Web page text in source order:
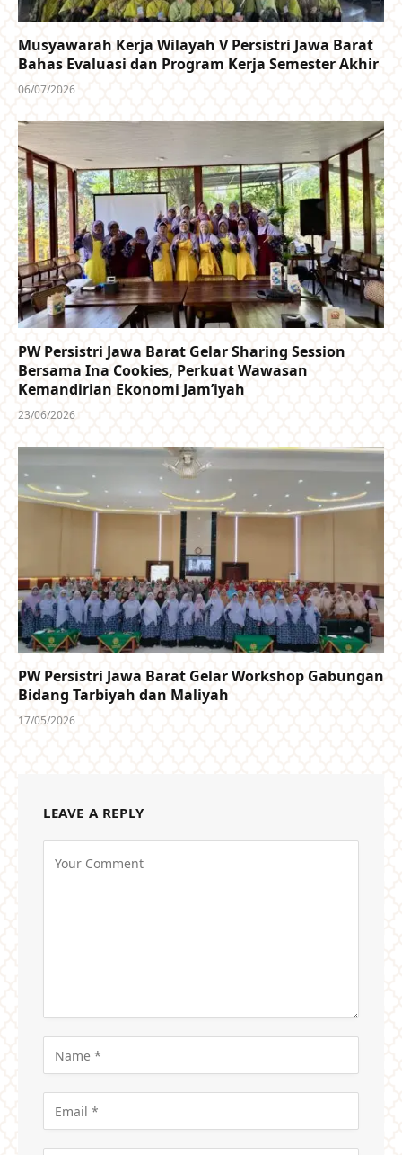
Musyawarah Kerja Wilayah V Persistri Jawa Barat
Bahas Evaluasi dan Program Kerja Semester Akhir
06/07/2026
PW Persistri Jawa Barat Gelar Sharing Session
Bersama Ina Cookies, Perkuat Wawasan
Kemandirian Ekonomi Jam’iyah
23/06/2026
PW Persistri Jawa Barat Gelar Workshop Gabungan
Bidang Tarbiyah dan Maliyah
17/05/2026
LEAVE A REPLY